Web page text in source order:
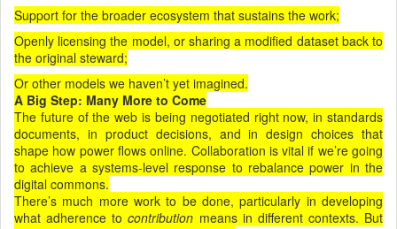
Support for the broader ecosystem that sustains the work;
Openly licensing the model, or sharing a modified dataset back to
the original steward;
Or other models we haven’t yet imagined.
A Big Step: Many More to Come
The future of the web is being negotiated right now, in standards
documents, in product decisions, and in design choices that
shape how power flows online. Collaboration is vital if we’re going
to achieve a systems-level response to rebalance power in the
digital commons.
There’s much more work to be done, particularly in developing
what adherence tocontribution means in different contexts. But